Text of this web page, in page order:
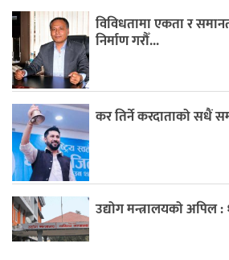
विविधतामा एकता र
निर्माण गरौँ...
कर तिर्ने करदाताको सधैं
उद्योग मन्त्रालयको अपिल :